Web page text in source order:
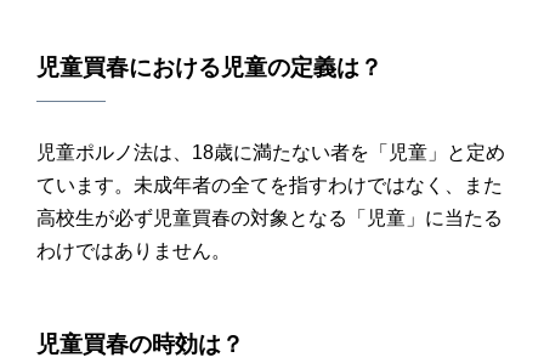
児童買春における児童の定義は？
児童ポルノ法は、18歳に満たない者を「児童」と定め
ています。未成年者の全てを指すわけではなく、また
高校生が必ず児童買春の対象となる「児童」に当たる
わけではありません。
児童買春の時効は？